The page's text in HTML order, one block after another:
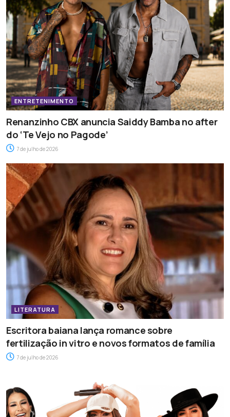
ENTRETENIMENTO
Renanzinho CBX anuncia Saiddy Bamba no after
do ‘Te Vejo no Pagode’
7 de julho de 2026
LITERATURA
Escritora baiana lança romance sobre
fertilização in vitro e novos formatos de família
7 de julho de 2026